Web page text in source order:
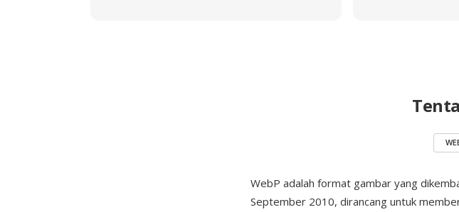
WebP adalah format gambar yang
September 2010, dirancang untuk